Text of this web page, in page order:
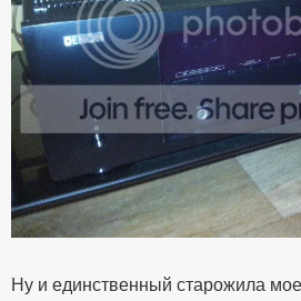
Ну и единственный старожила